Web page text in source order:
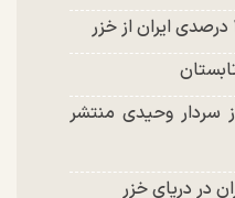
سردار وحیدی منتشر
در دریای خزر